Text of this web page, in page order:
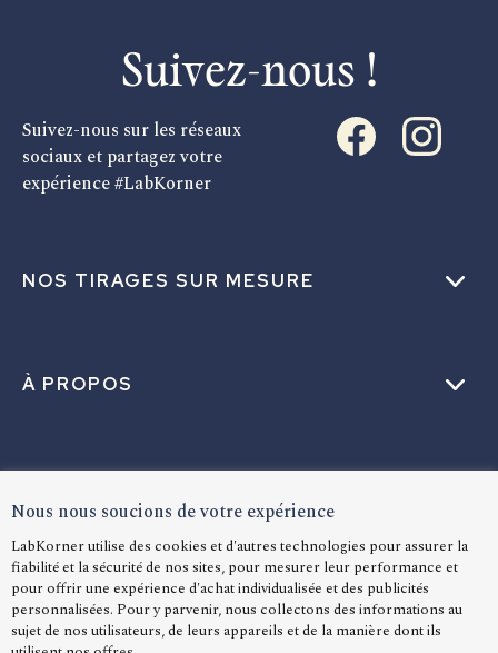
NOS TIRAGES SUR MESURE
À PROPOS
Suivez-nous !
Suivez-nous sur les réseaux
sociaux et partagez votre
expérience #LabKorner
LANGUE
Nous nous soucions de votre expérience
LabKorner utilise des cookies et d'autres technologies pour assurer la
fiabilité et la sécurité de nos sites, pour mesurer leur performance et
pour offrir une expérience d'achat individualisée et des publicités
personnalisées. Pour y parvenir, nous collectons des informations au
sujet de nos utilisateurs, de leurs appareils et de la manière dont ils